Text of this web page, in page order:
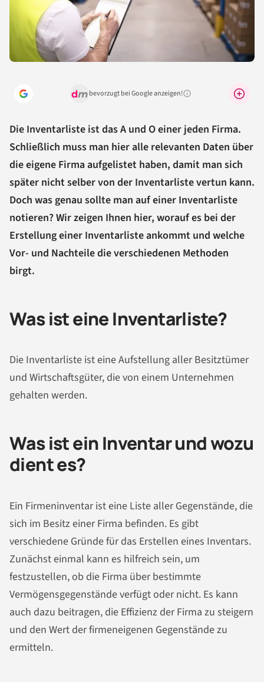
bevorzugt bei Google anzeigen!Warum lohnt sich das?
Die Inventarliste ist das A und O einer jeden Firma.
Schließlich muss man hier alle relevanten Daten über
die eigene Firma aufgelistet haben, damit man sich
später nicht selber von der Inventarliste vertun kann.
Doch was genau sollte man auf einer Inventarliste
notieren? Wir zeigen Ihnen hier, worauf es bei der
Erstellung einer Inventarliste ankommt und welche
Vor- und Nachteile die verschiedenen Methoden
birgt.
Was ist eine Inventarliste?
Die Inventarliste ist eine Aufstellung aller Besitztümer
und Wirtschaftsgüter, die von einem Unternehmen
gehalten werden.
Was ist ein Inventar und wozu
dient es?
Ein Firmeninventar ist eine Liste aller Gegenstände, die
sich im Besitz einer Firma befinden. Es gibt
verschiedene Gründe für das Erstellen eines Inventars.
Zunächst einmal kann es hilfreich sein, um
festzustellen, ob die Firma über bestimmte
Vermögensgegenstände verfügt oder nicht. Es kann
auch dazu beitragen, die Effizienz der Firma zu steigern
und den Wert der firmeneigenen Gegenstände zu
ermitteln.